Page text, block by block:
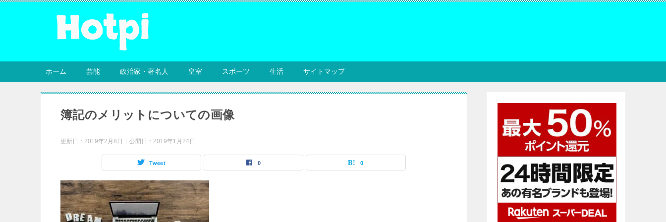
ホーム 芸能 政治家・著名人 皇室 スポーツ 生活 サイトマップ
簿記のメリットについての画像
更新日： 2019年2月8日 公開日： 2019年1月24日
Tweet 0 0